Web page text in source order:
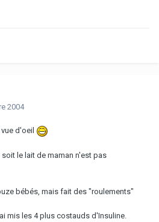
2004
d'oeil
le lait de maman n'est pas
bébés, mais fait des "roulements"
mis les 4 plus costauds d'Insuline.